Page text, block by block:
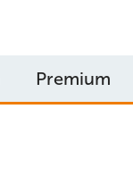
Premium